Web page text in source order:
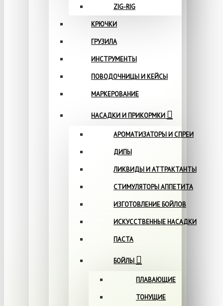
ZIG-RIG
КРЮЧКИ
ГРУЗИЛА
ИНСТРУМЕНТЫ
ПОВОДОЧНИЦЫ И КЕЙСЫ
МАРКЕРОВАНИЕ
НАСАДКИ И ПРИКОРМКИ
АРОМАТИЗАТОРЫ И СПРЕИ
ДИПЫ
ЛИКВИДЫ И АТТРАКТАНТЫ
СТИМУЛЯТОРЫ АППЕТИТА
ИЗГОТОВЛЕНИЕ БОЙЛОВ
ИСКУССТВЕННЫЕ НАСАДКИ
ПАСТА
БОЙЛЫ
ПЛАВАЮЩИЕ
ТОНУЩИЕ